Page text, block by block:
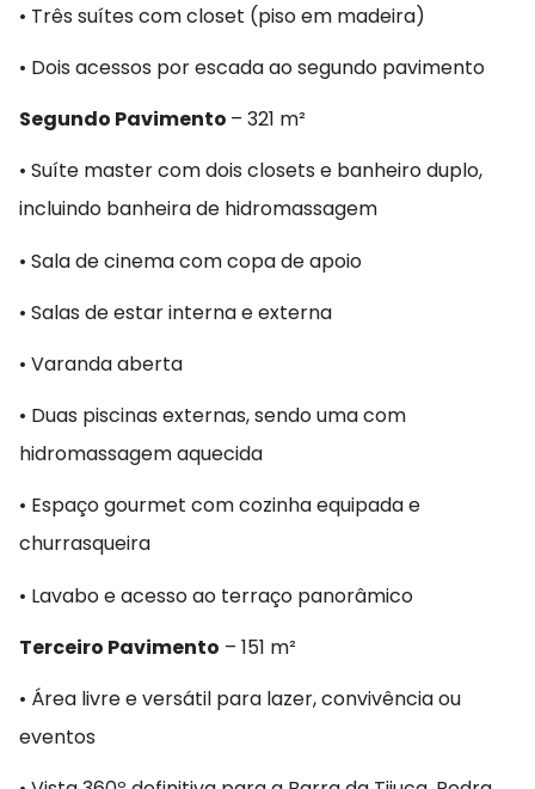
• Três suítes com closet (piso em madeira)
• Dois acessos por escada ao segundo pavimento
Segundo Pavimento – 321 m²
• Suíte master com dois closets e banheiro duplo,
incluindo banheira de hidromassagem
• Sala de cinema com copa de apoio
• Salas de estar interna e externa
• Varanda aberta
• Duas piscinas externas, sendo uma com
hidromassagem aquecida
• Espaço gourmet com cozinha equipada e
churrasqueira
• Lavabo e acesso ao terraço panorâmico
Terceiro Pavimento – 151 m²
• Área livre e versátil para lazer, convivência ou
eventos